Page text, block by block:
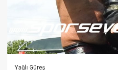
Yağlı Güreş